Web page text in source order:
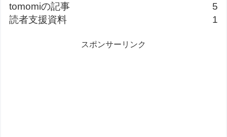
tomomiの記事
5
読者支援資料
1
スポンサーリンク